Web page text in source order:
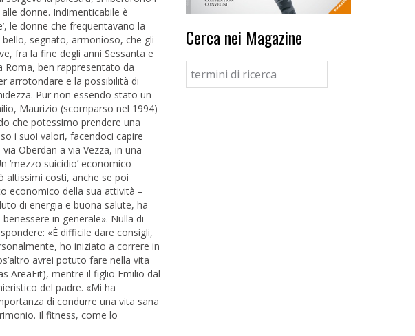
donne. Indimenticabile è
le donne che frequentavano la
segnato, armonioso, che gli
fra la fine degli anni Sessanta e
Roma, ben rappresentato da
arrotondare e la possibilità di
Pur non essendo stato un
Maurizio (scomparso nel 1994)
che potessimo prendere una
i suoi valori, facendoci capire
Oberdan a via Vezza, in una
suicidio’ economico
costi, anche se poi
economico della sua attività –
di energia e buona salute, ha
in generale». Nulla di
«È difficile dare consigli,
ho iniziato a correre in
avrei potuto fare nella vita
AreaFit), mentre il figlio Emilio dal
del padre. «Mi ha
di condurre una vita sana
Il fitness, come lo
Cerca nei Magazine